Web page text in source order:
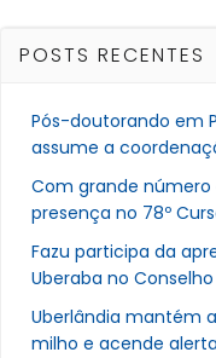
POSTS RECENTES
Pós-doutorando em
assume a
Com grande número
presença no 78º
Fazu participa da
Uberaba no
Uberlândia mantém
milho e acende